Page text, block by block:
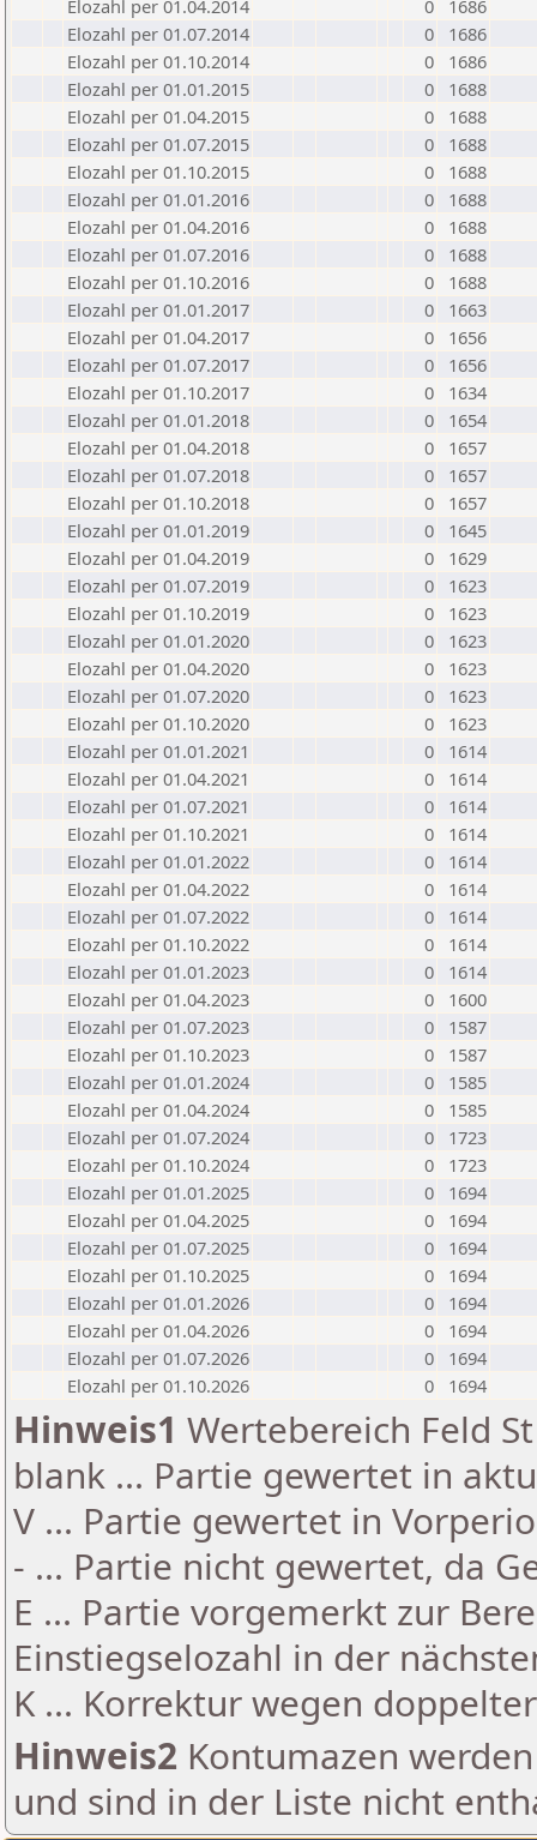
Elozahl per 01.04.2014
0
1686
Elozahl per 01.07.2014
0
1686
Elozahl per 01.10.2014
0
1686
Elozahl per 01.01.2015
0
1688
Elozahl per 01.04.2015
0
1688
Elozahl per 01.07.2015
0
1688
Elozahl per 01.10.2015
0
1688
Elozahl per 01.01.2016
0
1688
Elozahl per 01.04.2016
0
1688
Elozahl per 01.07.2016
0
1688
Elozahl per 01.10.2016
0
1688
Elozahl per 01.01.2017
0
1663
Elozahl per 01.04.2017
0
1656
Elozahl per 01.07.2017
0
1656
Elozahl per 01.10.2017
0
1634
Elozahl per 01.01.2018
0
1654
Elozahl per 01.04.2018
0
1657
Elozahl per 01.07.2018
0
1657
Elozahl per 01.10.2018
0
1657
Elozahl per 01.01.2019
0
1645
Elozahl per 01.04.2019
0
1629
Elozahl per 01.07.2019
0
1623
Elozahl per 01.10.2019
0
1623
Elozahl per 01.01.2020
0
1623
Elozahl per 01.04.2020
0
1623
Elozahl per 01.07.2020
0
1623
Elozahl per 01.10.2020
0
1623
Elozahl per 01.01.2021
0
1614
Elozahl per 01.04.2021
0
1614
Elozahl per 01.07.2021
0
1614
Elozahl per 01.10.2021
0
1614
Elozahl per 01.01.2022
0
1614
Elozahl per 01.04.2022
0
1614
Elozahl per 01.07.2022
0
1614
Elozahl per 01.10.2022
0
1614
Elozahl per 01.01.2023
0
1614
Elozahl per 01.04.2023
0
1600
Elozahl per 01.07.2023
0
1587
Elozahl per 01.10.2023
0
1587
Elozahl per 01.01.2024
0
1585
Elozahl per 01.04.2024
0
1585
Elozahl per 01.07.2024
0
1723
Elozahl per 01.10.2024
0
1723
Elozahl per 01.01.2025
0
1694
Elozahl per 01.04.2025
0
1694
Elozahl per 01.07.2025
0
1694
Elozahl per 01.10.2025
0
1694
Elozahl per 01.01.2026
0
1694
Elozahl per 01.04.2026
0
1694
Elozahl per 01.07.2026
0
1694
Elozahl per 01.10.2026
0 1694
Hinweis1 Wertebereich Feld
blank ... Partie gewertet in
V ... Partie gewertet in
- ... Partie nicht gewertet, da
E ... Partie vorgemerkt zur
Einstiegselozahl in der
K ... Korrektur wegen
Hinweis2 Kontumazen
und sind in der Liste nicht